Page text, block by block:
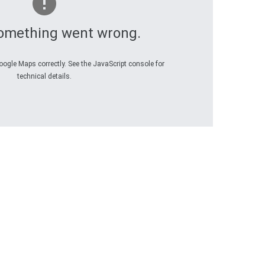
went wrong.
Maps correctly. See the JavaScript console for
technical details.